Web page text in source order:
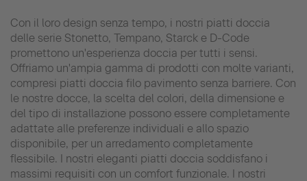
Con il loro design senza tempo, i nostri piatti doccia
delle serie Stonetto, Tempano, Starck e D-Code
promettono un'esperienza doccia per tutti i sensi.
Offriamo un'ampia gamma di prodotti con molte varianti,
compresi piatti doccia filo pavimento senza barriere. Con
le nostre docce, la scelta del colori, della dimensione e
del tipo di installazione possono essere completamente
adattate alle preferenze individuali e allo spazio
disponibile, per un arredamento completamente
flessibile. I nostri eleganti piatti doccia soddisfano i
massimi requisiti con un comfort funzionale. I nostri